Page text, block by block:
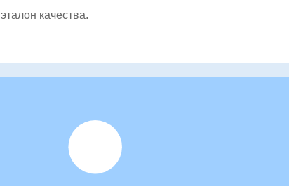
эталон качества.